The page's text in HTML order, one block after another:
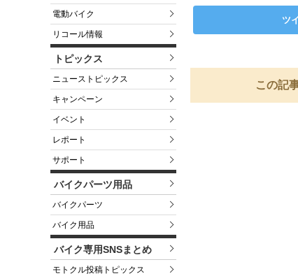
電動バイク
リコール情報
トピックス
ニューストピックス
キャンペーン
イベント
レポート
サポート
バイクパーツ用品
バイクパーツ
バイク用品
バイク専用SNSまとめ
モトクル投稿トピックス
ツ
この記